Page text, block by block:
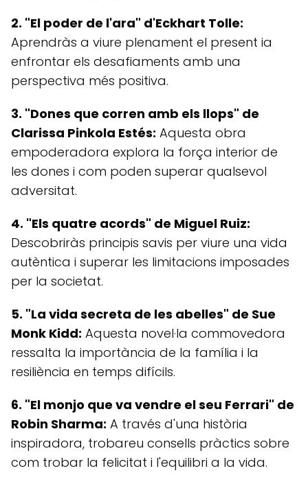
2. "El poder de l'ara" d'Eckhart Tolle:
Aprendràs a viure plenament el present ia
enfrontar els desafiaments amb una
perspectiva més positiva.
3. "Dones que corren amb els llops" de
Clarissa Pinkola Estés: Aquesta obra
empoderadora explora la força interior de
les dones i com poden superar qualsevol
adversitat.
4. "Els quatre acords" de Miguel Ruiz:
Descobriràs principis savis per viure una vida
autèntica i superar les limitacions imposades
per la societat.
5. "La vida secreta de les abelles" de Sue
Monk Kidd: Aquesta novel·la commovedora
ressalta la importància de la família i la
resiliència en temps difícils.
6. "El monjo que va vendre el seu Ferrari" de
Robin Sharma: A través d'una història
inspiradora, trobareu consells pràctics sobre
com trobar la felicitat i l'equilibri a la vida.